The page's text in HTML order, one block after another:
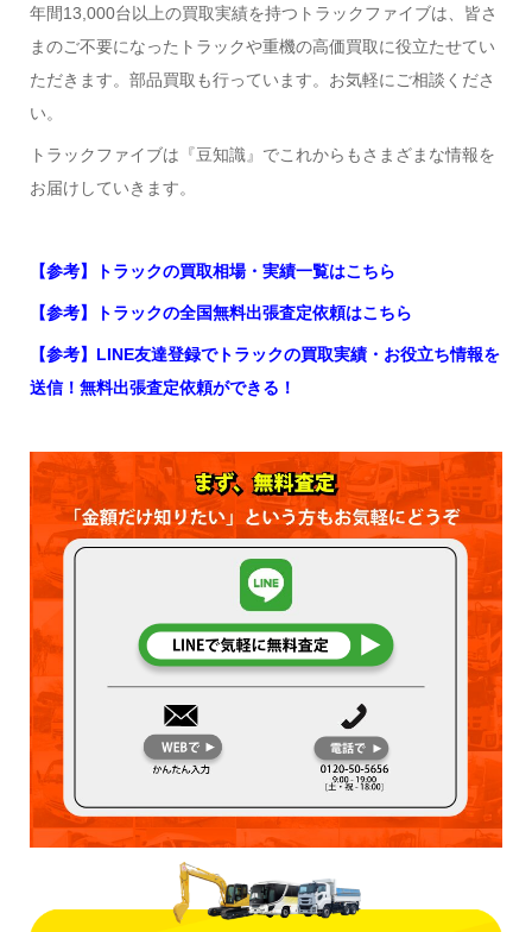
年間13,000台以上の買取実績を持つトラックファイブは、皆さ
まのご不要になったトラックや重機の高価買取に役立たせてい
ただきます。部品買取も行っています。お気軽にご相談くださ
い。
トラックファイブは『豆知識』でこれからもさまざまな情報を
お届けしていきます。
【参考】トラックの買取相場・実績一覧はこちら
【参考】トラックの全国無料出張査定依頼はこちら
【参考】LINE友達登録でトラックの買取実績・お役立ち情報を
送信！無料出張査定依頼ができる！